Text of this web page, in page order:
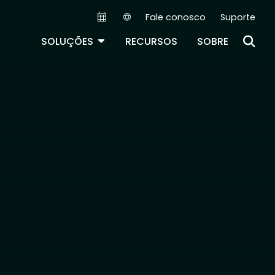
Secondary Navigation (PT)
Fale conosco Suporte
SOLUÇÕES TOGGLE DROPDOWN
RECURSOS SOBRE